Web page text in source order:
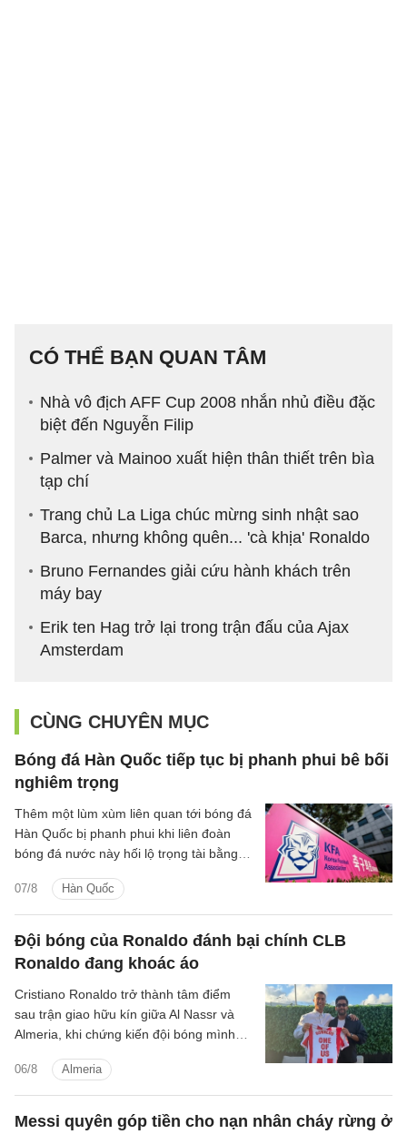
CÓ THỂ BẠN QUAN TÂM
Nhà vô địch AFF Cup 2008 nhắn nhủ điều đặc
biệt đến Nguyễn Filip
Palmer và Mainoo xuất hiện thân thiết trên bìa
tạp chí
Trang chủ La Liga chúc mừng sinh nhật sao
Barca, nhưng không quên... 'cà khịa' Ronaldo
Bruno Fernandes giải cứu hành khách trên
máy bay
Erik ten Hag trở lại trong trận đấu của Ajax
Amsterdam
CÙNG CHUYÊN MỤC
Bóng đá Hàn Quốc tiếp tục bị phanh phui bê bối
nghiêm trọng
07/8 Hàn Quốc
Thêm một lùm xùm liên quan tới bóng đá
Hàn Quốc bị phanh phui khi liên đoàn
bóng đá nước này hối lộ trọng tài bằng
Đội bóng của Ronaldo đánh bại chính CLB
Ronaldo đang khoác áo
06/8 Almeria
Cristiano Ronaldo trở thành tâm điểm
sau trận giao hữu kín giữa Al Nassr và
Almeria, khi chứng kiến đội bóng mình
quản.
Messi quyên góp tiền cho nạn nhân cháy rừng ở